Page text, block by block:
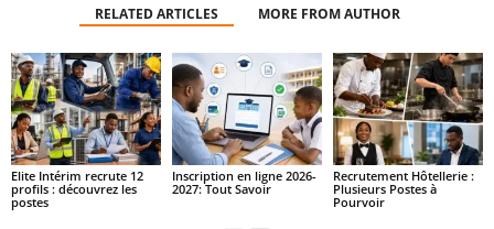
RELATED ARTICLES MORE FROM AUTHOR
Elite Intérim recrute 12
profils : découvrez les
postes
Inscription en ligne 2026-
2027: Tout Savoir
Recrutement Hôtellerie :
Plusieurs Postes à
Pourvoir